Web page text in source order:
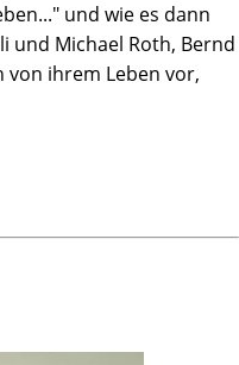
und wie es dann
und Michael Roth, Bernd
ihrem Leben vor,